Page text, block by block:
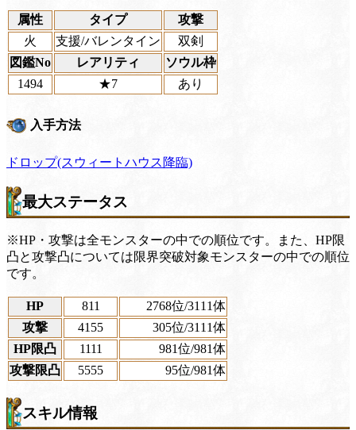
属性 タイプ
攻撃
火
支援/バレンタイン
双剣
図鑑No
レアリティ
ソウル枠
1494
★7 あり
入手方法
ドロップ(スウィートハウス降臨)
最大ステータス
※HP・攻撃は全モンスターの中での順位です。また、HP限
凸と攻撃凸については限界突破対象モンスターの中での順位
です。
HP 811 2768位/3111体
攻撃
4155 305位/3111体
HP限凸
1111 981位/981体
攻撃限凸
5555 95位/981体
スキル情報